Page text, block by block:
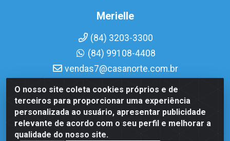
O nosso site coleta cookies próprios e de
terceiros para proporcionar uma experiência
personalizada ao usuário, apresentar publicidade
relevante de acordo com o seu perfil e melhorar a
qualidade do nosso site.
Merielle
(84) 3203-3300
(84) 99108-4408
vendas7@casanorte.com.br
Casa Norte LTDA - Av. Interventor Mário Câmara, 1815 -
Dix-Sept Rosado, Natal/RN - CEP 59054-600 - CNPJ
08.713.513/0001-51